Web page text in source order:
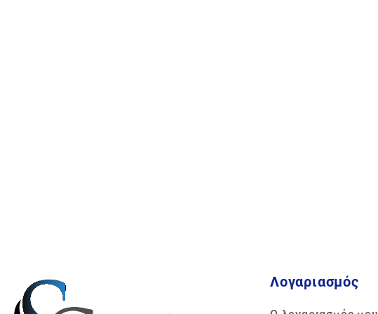
Λογαριασμός